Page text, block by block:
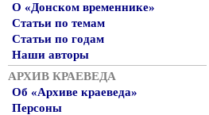
О «Донском временнике»
Статьи по темам
Статьи по годам
Наши авторы
АРХИВ КРАЕВЕДА
Об «Архиве краеведа»
Персоны